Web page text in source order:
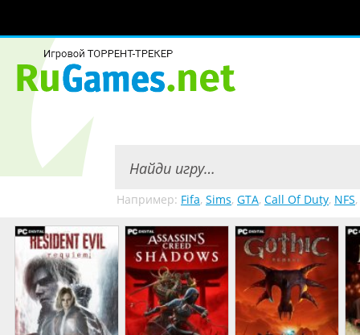
Например: Fifa, Sims, GTA, Call Of Duty, NFS,